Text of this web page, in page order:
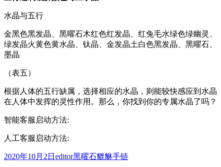
水晶与五行
金黑色黑发晶、黑曜石木红色红发晶、红兔毛水绿色绿幽灵、
绿发晶火黄色黄水晶、钛晶、金发晶土白色黑发晶、黑曜石、
墨晶
（表五）
根据人体的五行缺属，选择相应的水晶，则能较快感应到水晶
在人体中发挥的灵性作用。那么，你找到你的专属水晶了吗？
智能客服启动方法:
人工客服启动方法:
发
2020年10月2日 作
editor分
黑曜石貔貅手链